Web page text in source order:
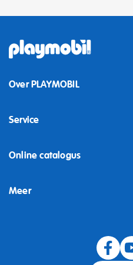
Over PLAYMOBIL
Service
Online catalogus
Meer